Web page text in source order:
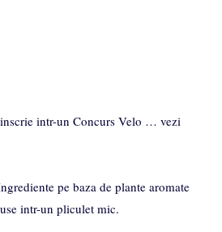
intr-un Concurs Velo … vezi
pe baza de plante aromate
intr-un pliculet mic.